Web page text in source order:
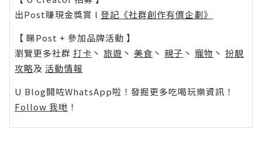
出Post賺現金獎賞 l 登記《社群創作有價企劃》
【 睇Post + 參加品牌活動 】
瀏覽更多社群 打卡 丶 旅遊 丶 美食 丶 親子 丶 寵物 丶 扮靚
攻略及 活動情報
U Blog開咗WhatsApp啦！發掘更多吃喝玩樂資訊！
Follow 我哋 ！